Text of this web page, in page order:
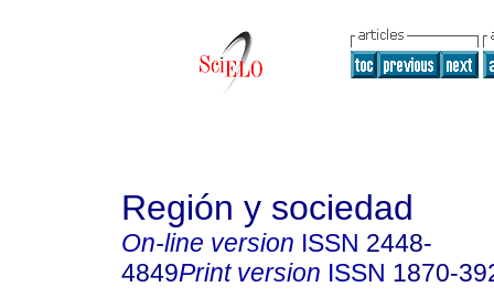
Región y sociedad
On-line version ISSN 2448-
4849Print version ISSN 1870-